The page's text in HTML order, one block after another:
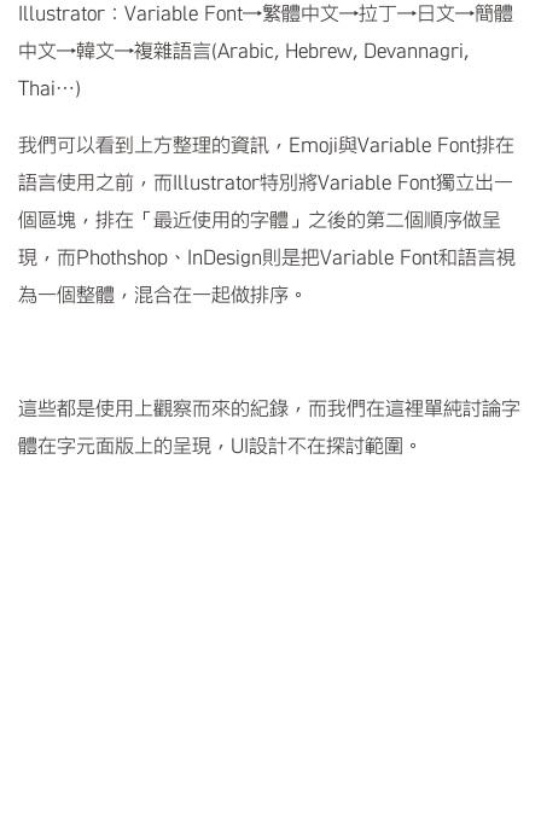
Illustrator：Variable Font→繁體中文→拉丁→日文→簡體
中文→韓文→複雜語言(Arabic, Hebrew, Devannagri,
Thai…)
我們可以看到上方整理的資訊，Emoji與Variable Font排在
語言使用之前，而Illustrator特別將Variable Font獨立出一
個區塊，排在「最近使用的字體」之後的第二個順序做呈
現，而Phothshop、InDesign則是把Variable Font和語言視
為一個整體，混合在一起做排序。
這些都是使用上觀察而來的紀錄，而我們在這裡單純討論字
體在字元面版上的呈現，UI設計不在探討範圍。